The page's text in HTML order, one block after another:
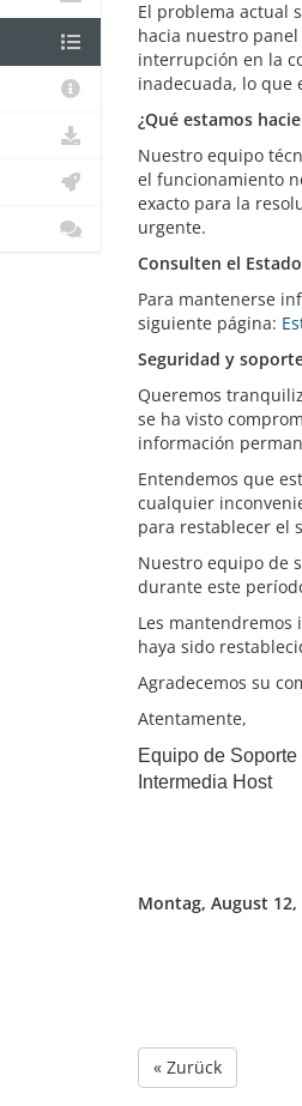
El problema actual
hacia nuestro
interrupción en la
inadecuada, lo que
¿Qué estamos
Nuestro equipo
el funcionamiento
exacto para la
urgente.
Consulten el
Para mantenerse
siguiente página:
Seguridad y
Queremos
se ha visto
información
Entendemos que
cualquier
para restablecer el
Nuestro equipo de
durante este
Les
haya sido
Agradecemos su
Atentamente,
Equipo de Soporte
Intermedia Host
Montag, August 12,
« Zurück